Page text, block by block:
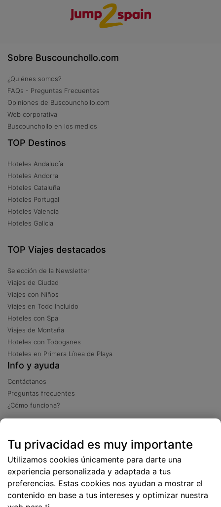
Sobre Buscounchollo.com
¿Quiénes somos?
FAQs - Preguntas Frecuentes
Opiniones de Buscounchollo.com
Web corporativa
Buscounchollo en los medios
TOP Destinos
Hoteles Andalucía
Hoteles Andorra
Hoteles Cataluña
Hoteles Portugal
Hoteles Valencia
Hoteles Galicia
TOP Viajes destacados
Selección de la Newsletter
Viajes de Ciudad
Viajes con Niños
Viajes en Todo Incluido
Hoteles con Spa
Viajes de Montaña
Hoteles con Toboganes
Hoteles en Primera Línea de Playa
Info y ayuda
Contáctanos
Preguntas frecuentes
¿Cómo funciona?
Más de 2 millones de descargas
Tu privacidad es muy importante
Utilizamos cookies únicamente para darte una
experiencia personalizada y adaptada a tus
preferencias. Estas cookies nos ayudan a mostrar el
contenido en base a tus intereses y optimizar nuestra